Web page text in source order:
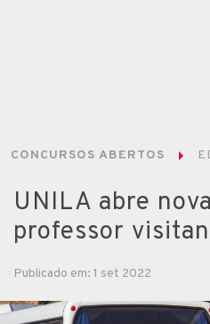
CONCURSOS ABERTOS
UNILA abre
professor
Publicado em: 1 set 2022